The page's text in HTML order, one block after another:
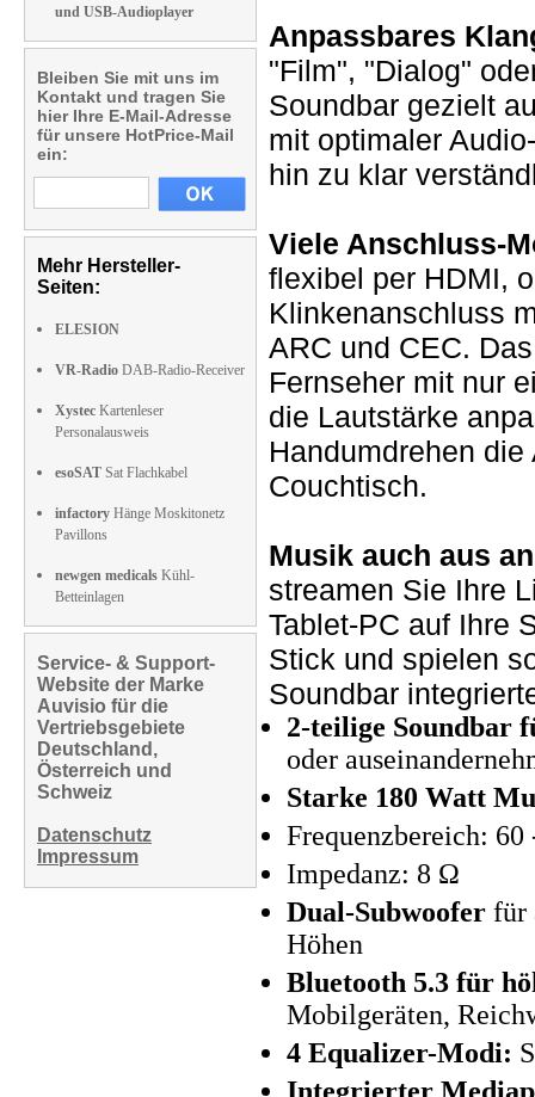
und USB-Audioplayer
Bleiben Sie mit uns im
Kontakt und tragen Sie
hier Ihre E-Mail-Adresse
für unsere HotPrice-Mail
ein:
Mehr Hersteller-
Seiten:
ELESION
VR-Radio DAB-Radio-Receiver
Xystec Kartenleser
Personalausweis
esoSAT Sat Flachkabel
infactory Hänge Moskitonetz
Pavillons
newgen medicals Kühl-
Betteinlagen
Service- & Support-
Website der Marke
Auvisio für die
Vertriebsgebiete
Deutschland,
Österreich und
Schweiz
Datenschutz
Impressum
Anpassbares
"Film", "Dialog"
Soundbar gezielt
mit optimaler
hin zu klar
Viele Anschluss-
flexibel per HDMI,
Klinkenanschluss
ARC und CEC.
Fernseher mit nur
die Lautstärke
Handumdrehen
Couchtisch.
Musik auch aus
streamen Sie Ihre
Tablet-PC auf Ihre
Stick und spielen
Soundbar
2-teilige Soundbar
oder
Starke 180 Watt
Frequenzbereich: 60
Impedanz: 8 Ω
Dual-Subwoofer für
Höhen
Bluetooth 5.3 für
Mobilgeräten,
4 Equalizer-Modi: